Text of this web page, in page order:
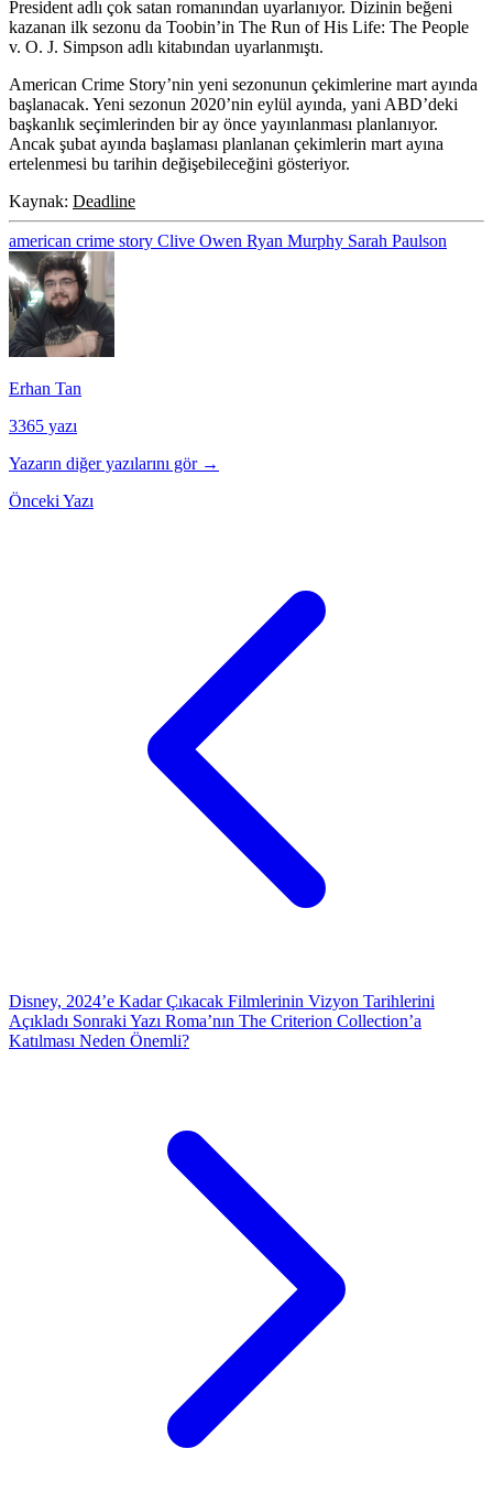
President adlı çok satan romanından uyarlanıyor. Dizinin beğeni
kazanan ilk sezonu da Toobin’in The Run of His Life: The People
v. O. J. Simpson adlı kitabından uyarlanmıştı.
American Crime Story’nin yeni sezonunun çekimlerine mart ayında
başlanacak. Yeni sezonun 2020’nin eylül ayında, yani ABD’deki
başkanlık seçimlerinden bir ay önce yayınlanması planlanıyor.
Ancak şubat ayında başlaması planlanan çekimlerin mart ayına
ertelenmesi bu tarihin değişebileceğini gösteriyor.
Kaynak: Deadline
american crime story Clive Owen Ryan Murphy Sarah Paulson
Erhan Tan
3365 yazı
Yazarın diğer yazılarını gör →
Önceki Yazı
Disney, 2024’e Kadar Çıkacak Filmlerinin Vizyon Tarihlerini
Açıkladı Sonraki Yazı Roma’nın The Criterion Collection’a
Katılması Neden Önemli?